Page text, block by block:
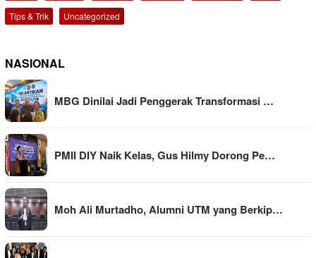
Tips & Trik
Uncategorized
NASIONAL
MBG Dinilai Jadi Penggerak Transformasi …
PMII DIY Naik Kelas, Gus Hilmy Dorong Pe…
Moh Ali Murtadho, Alumni UTM yang Berkip…